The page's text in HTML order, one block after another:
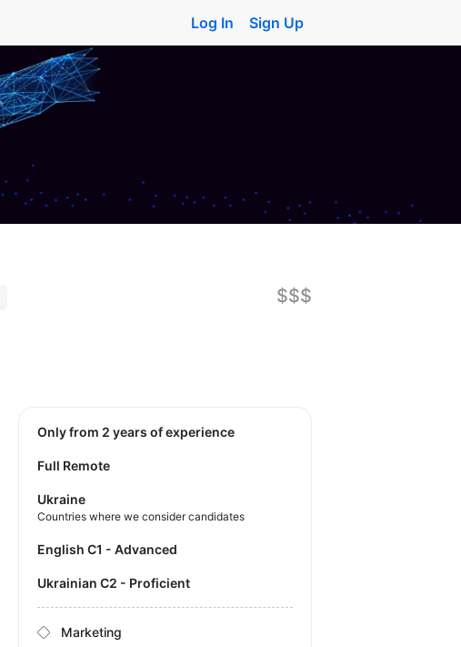
Log In Sign Up
$$$
Only from 2 years of experience
Full Remote
Ukraine
Countries where we consider candidates
English C1 - Advanced
Ukrainian C2 - Proficient
Marketing